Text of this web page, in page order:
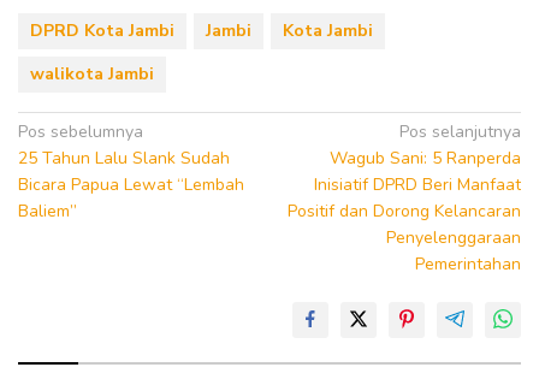
DPRD Kota Jambi Jambi
Kota Jambi
walikota Jambi
Navigasi
pos
Pos sebelumnya
25 Tahun Lalu Slank Sudah
Bicara Papua Lewat “Lembah
Baliem”
Pos selanjutnya
Wagub Sani: 5 Ranperda
Inisiatif DPRD Beri Manfaat
Positif dan Dorong Kelancaran
Penyelenggaraan
Pemerintahan